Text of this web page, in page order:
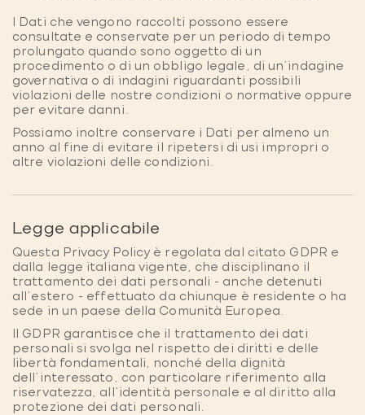
I Dati che vengono raccolti possono essere
consultate e conservate per un periodo di tempo
prolungato quando sono oggetto di un
procedimento o di un obbligo legale, di un'indagine
governativa o di indagini riguardanti possibili
violazioni delle nostre condizioni o normative oppure
per evitare danni.
Possiamo inoltre conservare i Dati per almeno un
anno al fine di evitare il ripetersi di usi impropri o
altre violazioni delle condizioni.
Legge applicabile
Questa Privacy Policy è regolata dal citato GDPR e
dalla legge italiana vigente, che disciplinano il
trattamento dei dati personali - anche detenuti
all'estero - effettuato da chiunque è residente o ha
sede in un paese della Comunità Europea.
Il GDPR garantisce che il trattamento dei dati
personali si svolga nel rispetto dei diritti e delle
libertà fondamentali, nonché della dignità
dell'interessato, con particolare riferimento alla
riservatezza, all'identità personale e al diritto alla
protezione dei dati personali.